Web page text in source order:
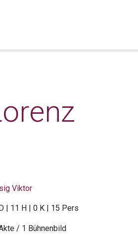
Viktor
| 11 H | 0 K | 15 Pers
/ 1 Bühnenbild